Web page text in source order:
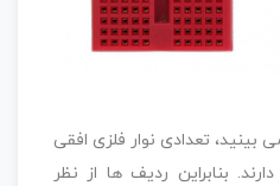
بینید، تعدادی نوار فلزی افقی
بنابراین ردیف ها از نظر